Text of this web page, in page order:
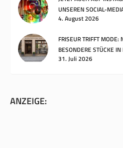
UNSEREN SOCIAL-
4. August 2026
FRISEUR TRIFFT MODE:
BESONDERE STÜCKE
31. Juli 2026
ANZEIGE: